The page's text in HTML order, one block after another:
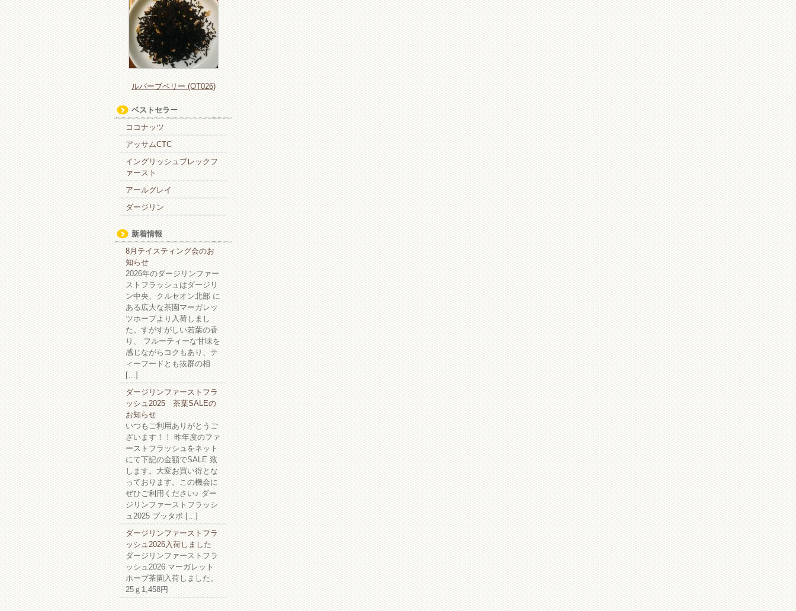
ルバーブベリー (OT026)
ベストセラー
ココナッツ
アッサムCTC
イングリッシュブレックフ
ァースト
アールグレイ
ダージリン
新着情報
8月テイスティング会のお
知らせ
2026年のダージリンファー
ストフラッシュはダージリ
ン中央、クルセオン北部 に
ある広大な茶園マーガレッ
ツホープより入荷しまし
た。すがすがしい若葉の香
り、 フルーティーな甘味を
感じながらコクもあり、テ
ィーフードとも抜群の相
[…]
ダージリンファーストフラ
ッシュ2025 茶葉SALEの
お知らせ
いつもご利用ありがとうご
ざいます！！ 昨年度のファ
ーストフラッシュをネット
にて下記の金額でSALE 致
します。大変お買い得とな
っております。この機会に
ぜひご利用ください♪ ダー
ジリンファーストフラッシ
ュ2025 プッタボ […]
ダージリンファーストフラ
ッシュ2026入荷しました
ダージリンファーストフラ
ッシュ2026 マーガレット
ホープ茶園入荷しました。
25ｇ1,458円